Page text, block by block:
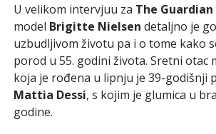
U velikom intervjuu za The Guardian
model Brigitte Nielsen detaljno je
uzbudljivom životu pa i o tome kako
porod u 55. godini života. Sretni otac
koja je rođena u lipnju je 39-godišnji
Mattia Dessi, s kojim je glumica u
godine.